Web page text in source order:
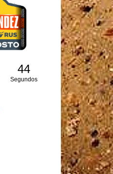
42
Segundos